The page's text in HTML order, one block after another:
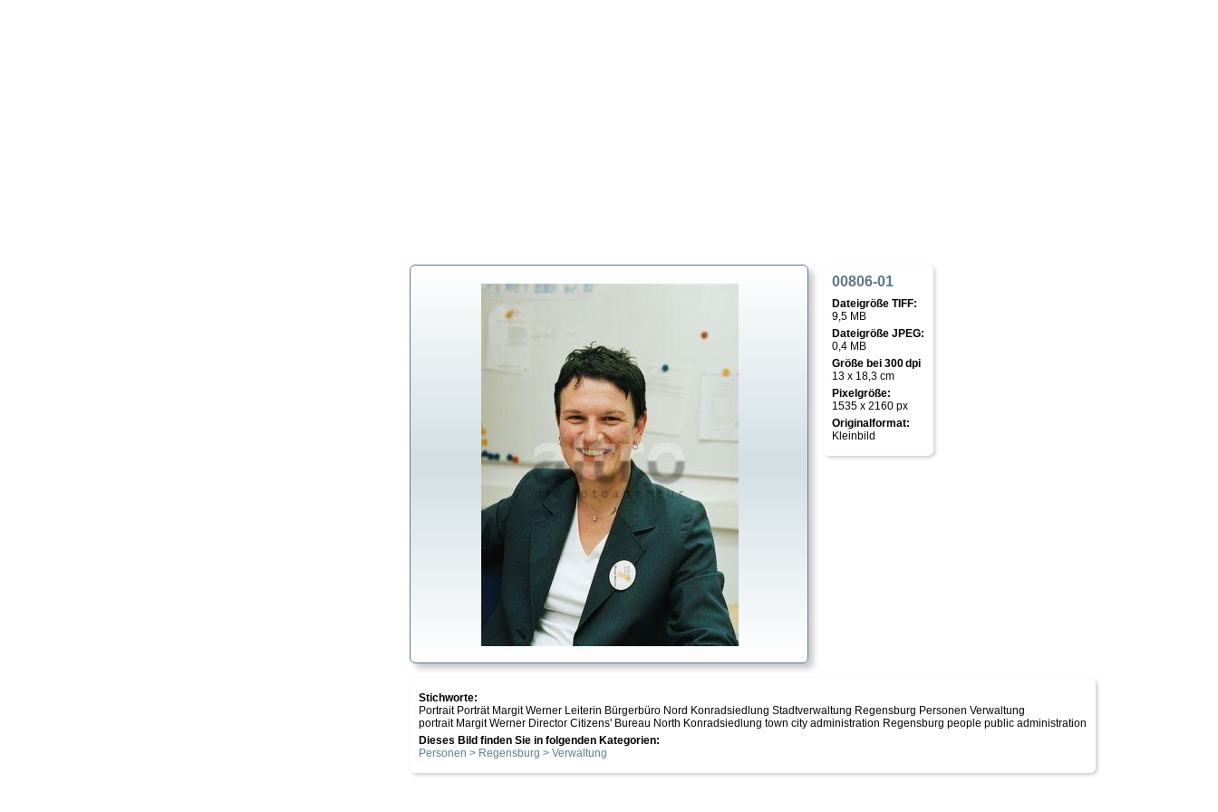
00806-01
Dateigröße TIFF:
9,5 MB
Dateigröße JPEG:
0,4 MB
Größe bei 300 dpi
13 x 18,3 cm
Pixelgröße:
1535 x 2160 px
Originalformat:
Kleinbild
Stichworte:
Portrait Porträt Margit Werner Leiterin Bürgerbüro Nord Konradsiedlung Stadtverwaltung Regensburg Personen Verwaltung
portrait Margit Werner Director Citizens' Bureau North Konradsiedlung town city administration Regensburg people public administration
Dieses Bild finden Sie in folgenden Kategorien:
Personen > Regensburg > Verwaltung